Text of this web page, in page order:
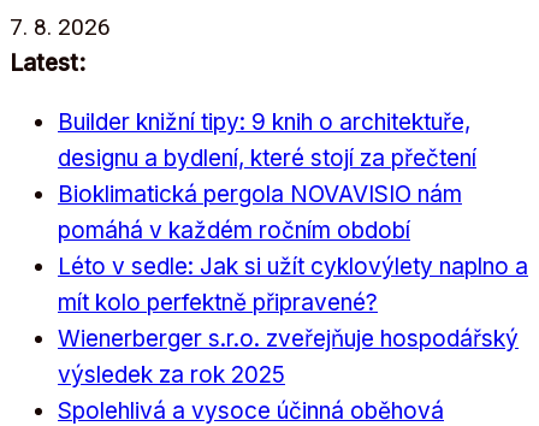
Přeskočit
na
7. 8. 2026
Latest:
Builder knižní tipy: 9 knih o architektuře,
designu a bydlení, které stojí za přečtení
Bioklimatická pergola NOVAVISIO nám
pomáhá v každém ročním období
Léto v sedle: Jak si užít cyklovýlety naplno a
mít kolo perfektně připravené?
Wienerberger s.r.o. zveřejňuje hospodářský
výsledek za rok 2025
Spolehlivá a vysoce účinná oběhová